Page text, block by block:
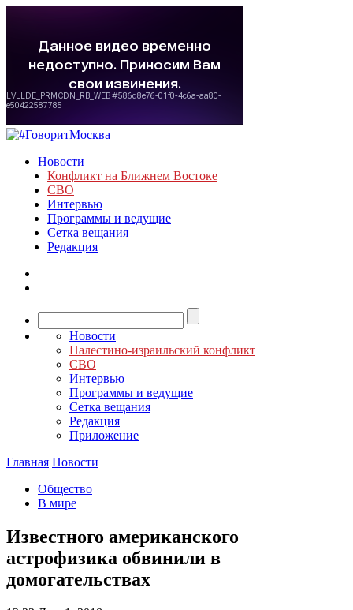
Новости
Конфликт на Ближнем Востоке
СВО
Интервью
Программы и ведущие
Сетка вещания
Редакция
Новости
Палестино-израильский конфликт
СВО
Интервью
Программы и ведущие
Сетка вещания
Редакция
Приложение
Главная Новости
Общество
В мире
Известного американского
астрофизика обвинили в
домогательствах